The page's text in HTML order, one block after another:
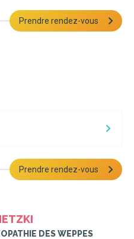
Prendre rendez-vous
Prendre rendez-vous
DES WEPPES